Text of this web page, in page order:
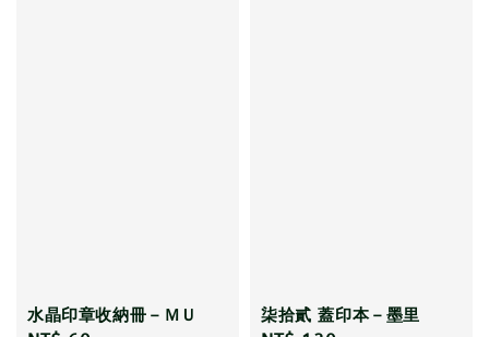
水晶印章收納冊－ＭＵ 柒拾貳 蓋印本－墨里